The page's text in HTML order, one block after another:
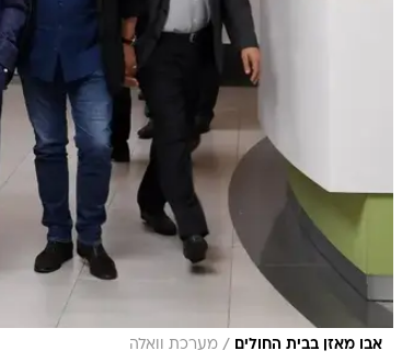
אבו מאזן בבית החולים / מערכת וואלה